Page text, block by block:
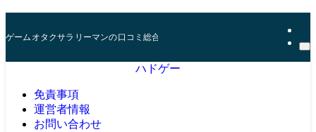
ゲームオタクサラリーマンの口コミ総合サイト
ハドゲー
免責事項
運営者情報
お問い合わせ